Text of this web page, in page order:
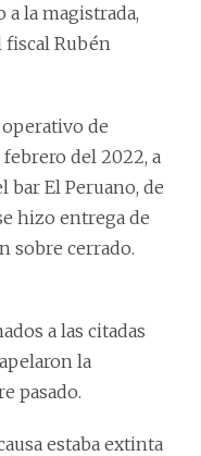
a la magistrada,
fiscal Rubén
de
del 2022, a
bar El Peruano, de
hizo entrega de
sobre cerrado.
a las citadas
la
pasado.
estaba extinta